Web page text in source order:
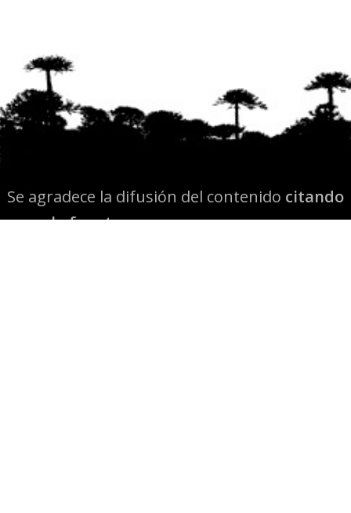
Se agradece la difusión del contenido citando
la fuente www.mapuexpress.org